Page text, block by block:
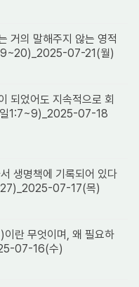
거의 말해주지 않는 영적
07-21(월)
되었어도 지속적으로 회
일1:7~9)_2025-07-18
생명책에 기록되어 있다
07-17(목)
란 무엇이며, 왜 필요하
07-16(수)